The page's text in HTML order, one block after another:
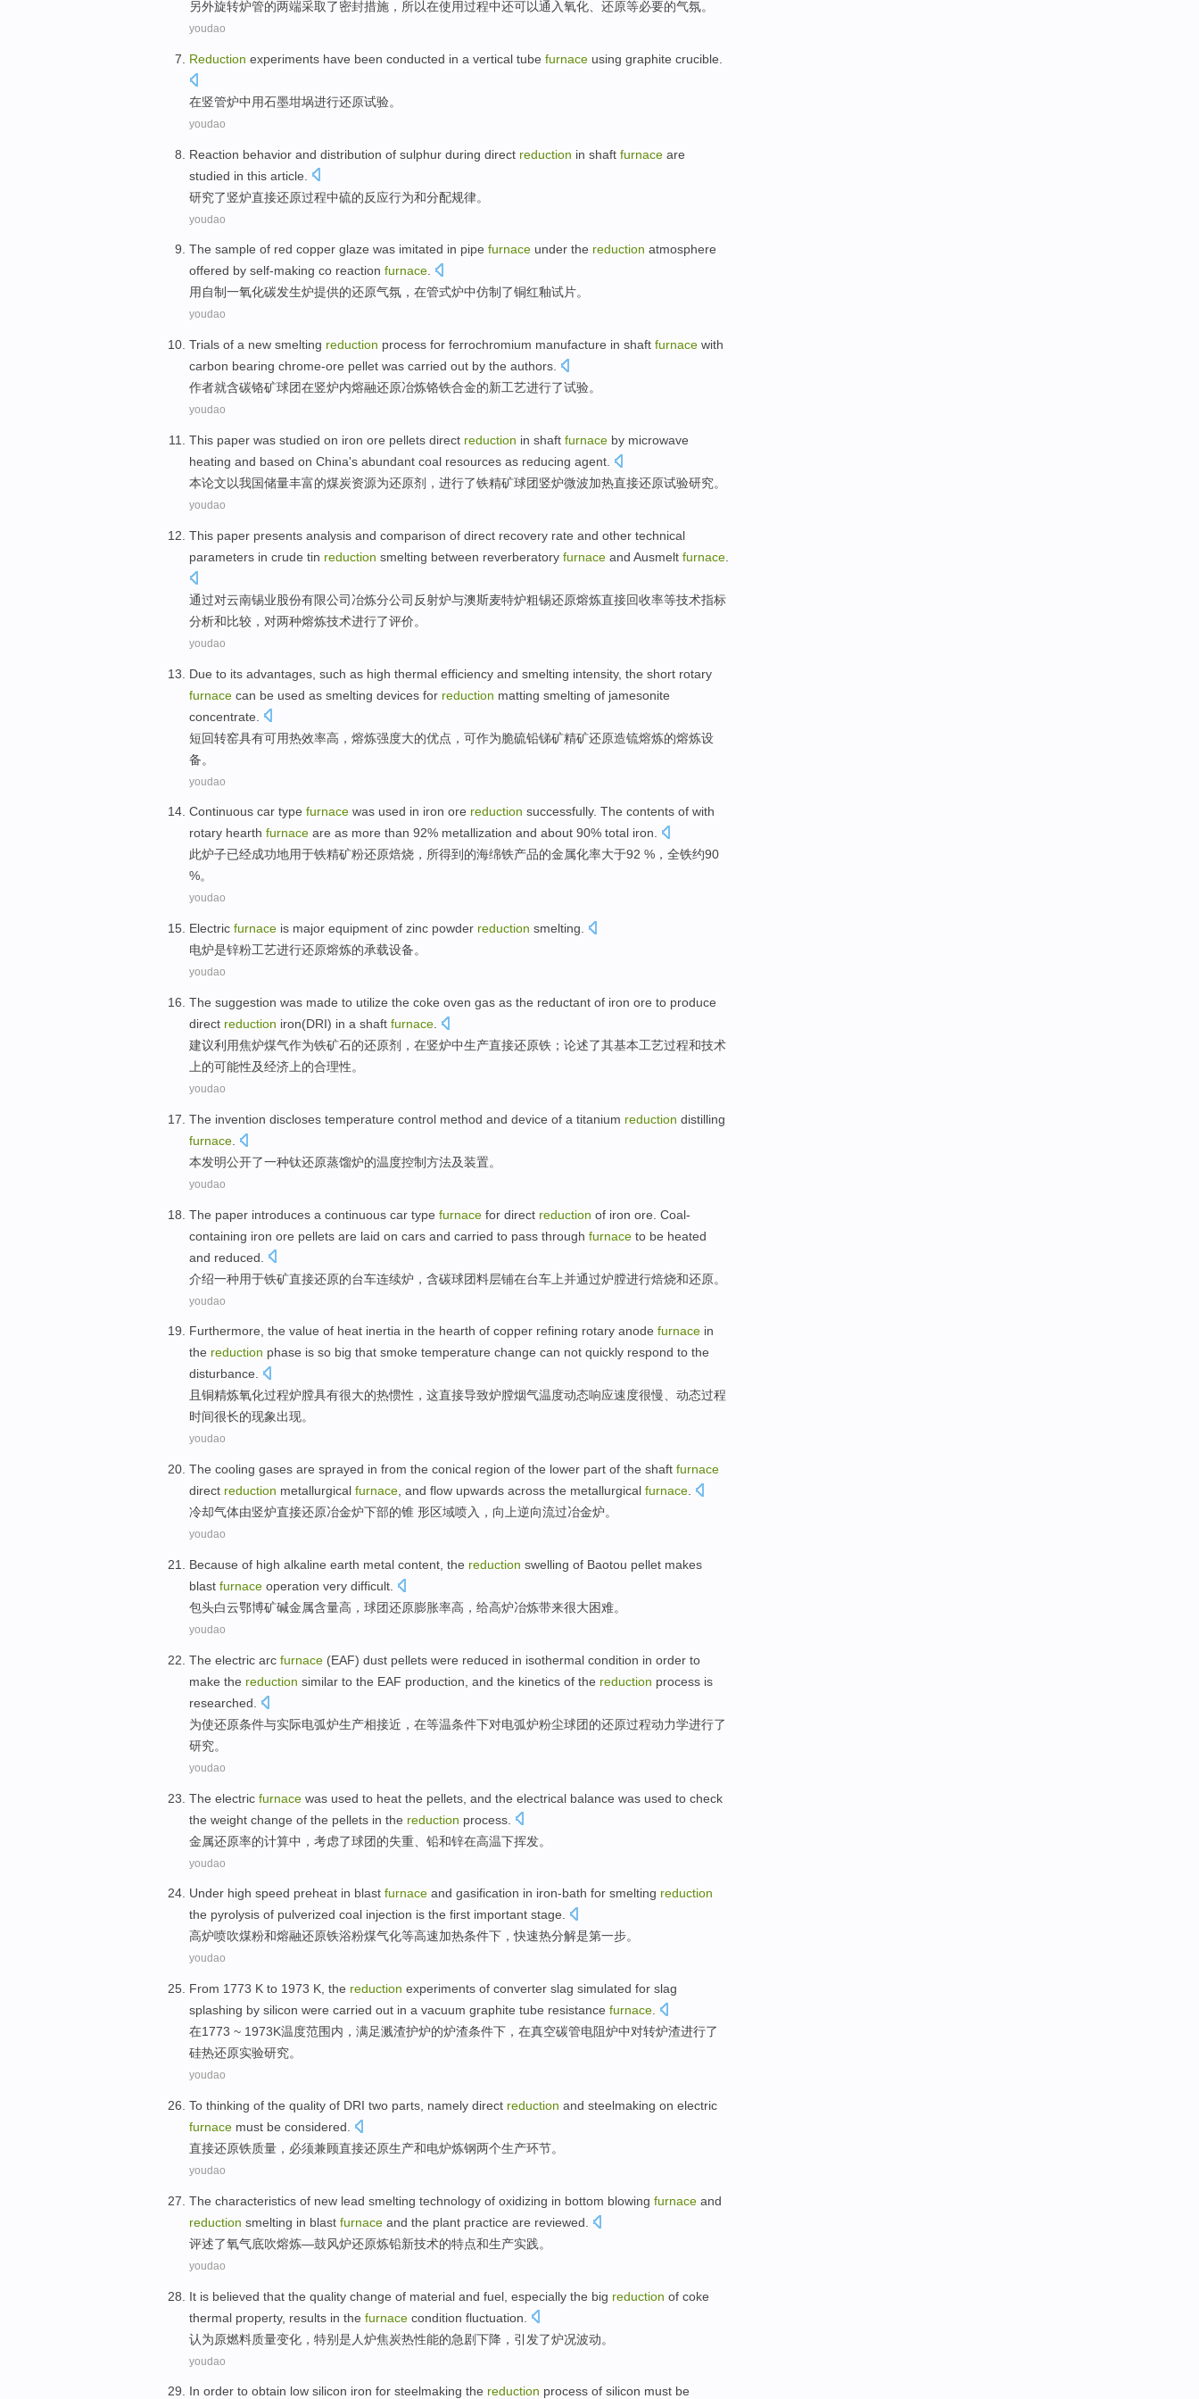
另外旋转炉管的两端采取了密封措施 ， 所以在使用过程中还可以通 入氧化 还原等必要的气氛。
youdao
Reduction experiments have been conducted in a vertical tube furnace using graphite crucible
在竖管炉中用石墨坩埚进行还原试验。
youdao
Reaction behavior and distribution of sulphur during direct reduction in shaft furnace are
studied in this article.
研究了竖炉直接还原过程中硫的反应行为和分配规律。
youdao
The sample of red copper glaze was imitated in pipe furnace under the reduction atmosphere
offered by self-making co reaction furnace.
用 自制一氧化碳发生炉提供的还原气氛 ， 在管式炉中仿制了铜红釉试片。
youdao
Trials of a new smelting reduction process for ferrochromium manufacture in shaft furnace with
carbon bearing chrome-ore pellet was carried out by the authors
作者就含碳铬矿球团在竖炉内熔融还原冶炼铬铁合金的新工艺进行了试验。
youdao
This paper was studied on iron ore pellets direct reduction in shaft furnace by microwave
heating and based on China's abundant coal resources as reducing agent
本论文以我国储量丰富的煤炭资源为还原剂， 进行了铁精矿球团竖炉微波加热直接还原试验研究。
youdao
This paper presents analysis and comparison of direct recovery rate and other technical
parameters in crude tin reduction smelting between reverberatory furnace and Ausmelt furnace
通过对云南锡业股份有限公司 冶炼分公司 反射炉与澳斯麦特炉粗锡还原熔炼直接回收率等技术指标
分析和比较 ， 对两种熔炼技术进行了评价。
youdao
Due to its advantages , such as high thermal efficiency and smelting intensity, the short rotary
furnace can be used as smelting devices for reduction matting smelting of jamesonite
concentrate
短回转窑具有可用热效率高， 熔炼强度大的优点 ， 可作为脆硫铅锑矿精矿还原造锍熔炼的熔炼设
备。
youdao
Continuous car type furnace was used in iron ore reduction successfully. The contents of with
rotary hearth furnace are as more than 92% metallization and about 90% total iron.
此炉子已经成功地用于铁精矿粉还原焙烧 ，所得到 的海绵铁产品的金属化率大于92 %， 全铁约90
%。
youdao
Electric furnace is major equipment of zinc powder reduction smelting
电炉是锌粉工艺进行还原熔炼的承载设备。
youdao
The suggestion was made to utilize the coke oven gas as the reductant of iron ore to produce
direct reduction iron(DRI) in a shaft furnace
建议利用焦炉煤气作为铁矿石的还原剂 ， 在竖炉中生产直接还原铁 ；论述了其基本工艺过程和技术
上的可能性及经济上的合理性。
youdao
The invention discloses temperature control method and device of a titanium reduction distilling
furnace
本发明公开了一种钛还原蒸馏炉的温度控制方法及装置。
youdao
The paper introduces a continuous car type furnace for direct reduction of iron ore Coal-
containing iron ore pellets are laid on cars and carried to pass through furnace to be heated
and reduced
介绍一种用于铁矿直接还原的台车连续炉 ，含碳球团料层铺在台车上并通过炉膛进行焙烧和还原。
youdao
Furthermore, the value of heat inertia in the hearth of copper refining rotary anode furnace in
the reduction phase is so big that smoke temperature change can not quickly respond to the
disturbance.
且 铜精炼氧化过程炉膛具有很大的热惯性 ， 这直接导致炉膛烟气温度动态响应速度很慢、动态过程
时间很长的现象出现。
youdao
The cooling gases are sprayed in from the conical region of the lower part of the shaft furnace
direct reduction metallurgical furnace , and flow upwards across the metallurgical furnace
冷却气体由竖炉直接还原冶金炉下部的锥 形区域喷入， 向上逆向流过冶金炉。
youdao
Because of high alkaline earth metal content , the reduction swelling of Baotou pellet makes
blast furnace operation very difficult
包头白云鄂博矿碱金属含量高 ， 球团还原膨胀率高，给高炉冶炼带来很大困难。
youdao
The electric arc furnace (EAF) dust pellets were reduced in isothermal condition in order to
make the reduction similar to the EAF production and the kinetics of the reduction process is
researched
为使还原条件与实际电弧炉生产相接近 ， 在等温条件下对电弧炉粉尘球团的还原过程动力学进行了
研究。
youdao
The electric furnace was used to heat the pellets and the electrical balance was used to check
the weight change of the pellets in the reduction process
金属还原率的计算中 ，考虑了球团的失重 、铅和锌在高温下挥发。
youdao
Under high speed preheat in blast furnace and gasification in iron-bath for smelting reduction
the pyrolysis of pulverized coal injection is the first important stage.
高炉喷吹煤粉和熔融还原铁浴粉煤气化等高速加热条件下 ，快速热分解是第一步。
youdao
From 1773 K to 1973 K, the reduction experiments of converter slag simulated for slag
splashing by silicon were carried out in a vacuum graphite tube resistance furnace
在1773 ~ 1973K温度范围内，满足溅渣护炉的炉渣条件下， 在真空碳管电阻炉中对转炉渣进行了
硅热还原实验研究。
youdao
To thinking of the quality of DRI two parts , namely direct reduction and steelmaking on electric
furnace must be considered.
直接还原铁质量 ，必须兼顾直接还原生产和电炉炼钢两个生产环节。
youdao
The characteristics of new lead smelting technology of oxidizing in bottom blowing furnace and
reduction smelting in blast furnace and the plant practice are reviewed
评述了氧气底吹熔炼—鼓风炉还原炼铅新技术的特点和生产实践。
youdao
It is believed that the quality change of material and fuel especially the big reduction of coke
thermal property, results in the furnace condition fluctuation
认为原燃料质量变化 ， 特别是 人炉焦炭热性能的急剧下降 ，引发了炉况波动。
youdao
In order to obtain low silicon iron for steelmaking the reduction process of silicon must be